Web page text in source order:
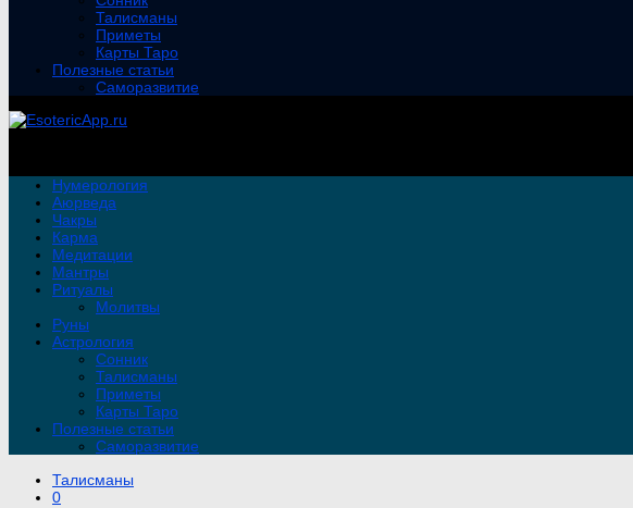
Талисманы
Приметы
Карты Таро
Полезные статьи
Саморазвитие
Нумерология
Аюрведа
Чакры
Карма
Медитации
Мантры
Ритуалы
Молитвы
Руны
Астрология
Сонник
Талисманы
Приметы
Карты Таро
Полезные статьи
Саморазвитие
Талисманы
0